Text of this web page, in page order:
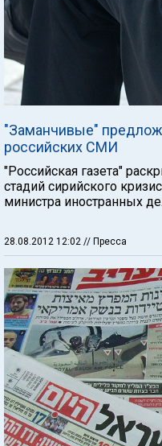
"Заманчивые"
российских СМИ
"Российская газета"
стадий сирийского
министра иностранных
28.08.2012 12:02 // Пресса